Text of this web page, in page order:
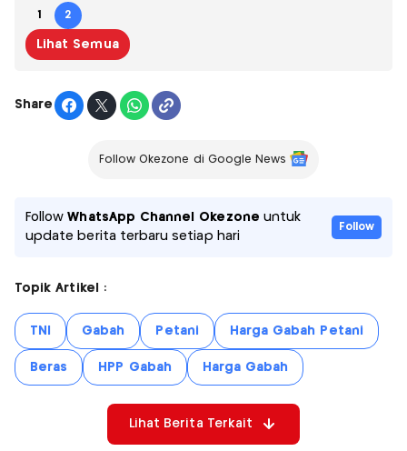
1 2
Lihat Semua
Share
Follow Okezone di Google News
FollowWhatsApp Channel Okezone untuk
update berita terbaru setiap hari
Follow
Topik Artikel :
TNI Gabah Petani Harga Gabah Petani
Beras HPP Gabah Harga Gabah
Lihat Berita Terkait